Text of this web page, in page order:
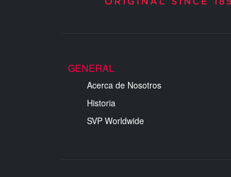
GENERAL
Acerca de Nosotros
Historia
SVP Worldwide